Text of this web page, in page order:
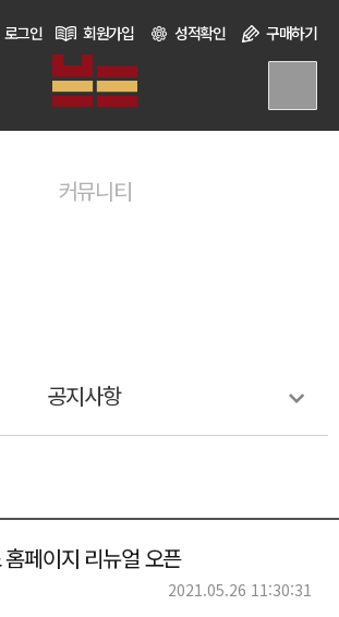
로그인 회원가입 성적확인 구매하기
커뮤니티
공지사항
페이지 리뉴얼 오픈
2021.05.26 11:30:31